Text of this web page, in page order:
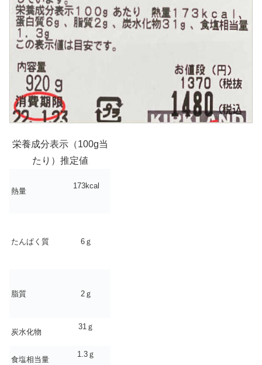
栄養成分表示（100g当
たり）推定値
熱量
173kcal
たんぱく質 6ｇ
脂質 2ｇ
炭水化物
31ｇ
食塩相当量
1.3ｇ